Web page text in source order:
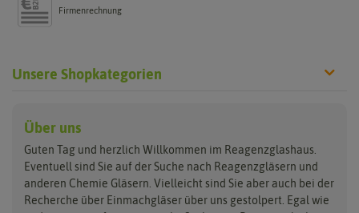
Firmenrechnung
Unsere Shopkategorien
aus Glas
aus Kunststoff
Reagenzgläser Sets
Glasstopfen
Gummistopfen
Korken
Lamellenstopfen
Laborgläser
Bechergläser
Erlenmeyerkolben
Messzylinder
Über uns
Guten Tag und herzlich Willkommen im Reagenzglashaus.
Eventuell sind Sie auf der Suche nach Reagenzgläsern und
anderen Chemie Gläsern. Vielleicht sind Sie aber auch bei der
Recherche über Einmachgläser über uns gestolpert. Egal wie